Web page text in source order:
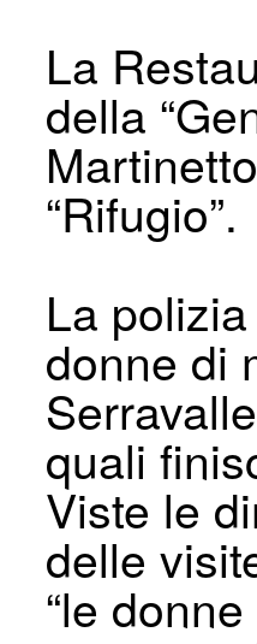
La
della
“Rifugio”.
La
donne di
quali
Viste le
delle
“le